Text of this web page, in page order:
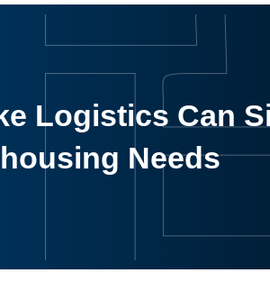
Logistics Can
Needs